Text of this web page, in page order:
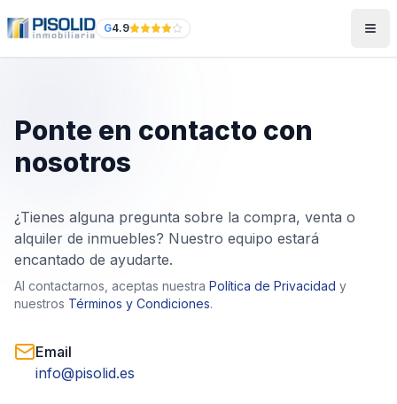
G4.9
Ponte en contacto con
nosotros
¿Tienes alguna pregunta sobre la compra, venta o
alquiler de inmuebles? Nuestro equipo estará
encantado de ayudarte.
Al contactarnos, aceptas nuestra Política de Privacidad y
nuestros Términos y Condiciones.
Email
info@pisolid.es